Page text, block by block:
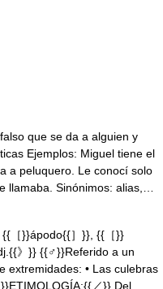
que se da a alguien y
Ejemplos: Miguel tiene el
a peluquero. Le conocí solo
llamaba. Sinónimos: alias,…
［}}ápodo{{］}}, {{［}}
》}} {{♂}}Referido a un
extremidades: • Las culebras
／}} Del